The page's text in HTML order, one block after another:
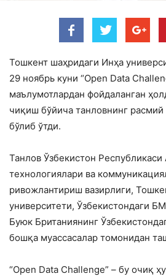
Тошкент шаҳридаги Инҳа
29 ноябрь куни “Open Data
маълумотлардан фойдаланган
чиқиш бўйича танловнинг
бўлиб ўтди.
Танлов Ўзбекистон Республикаси
технологиялари ва
ривожлантириш вазирлиги,
университети, Ўзбекистондаги
Буюк Британиянинг
бошқа муассасалар томонидан
“Open Data Challenge” – бу очиқ